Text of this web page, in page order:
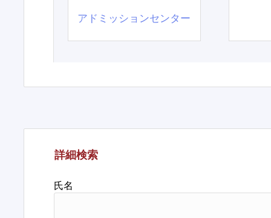
アドミッションセンター
詳細検索
氏名